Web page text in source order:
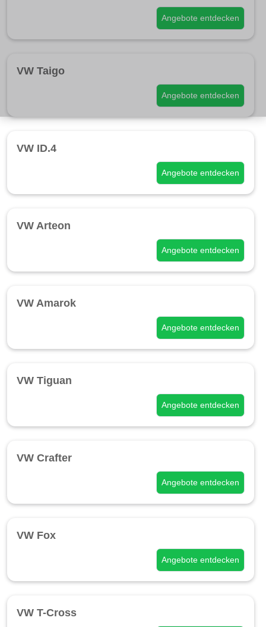
Angebote entdecken
VW Taigo
Angebote entdecken
VW ID.4
Angebote entdecken
VW Arteon
Angebote entdecken
VW Amarok
Angebote entdecken
VW Tiguan
Angebote entdecken
VW Crafter
Angebote entdecken
VW Fox
Angebote entdecken
VW T-Cross